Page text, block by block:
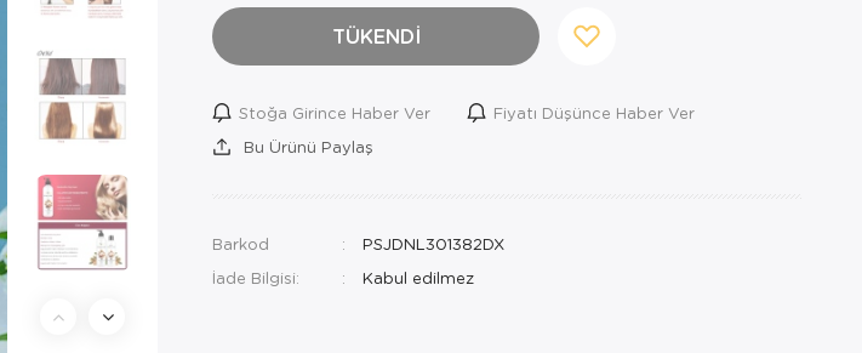
TÜKENDİ
Stoğa Girince Haber Ver
Fiyatı Düşünce Haber Ver
Bu Ürünü Paylaş
Barkod
PSJDNL301382DX
İade Bilgisi: